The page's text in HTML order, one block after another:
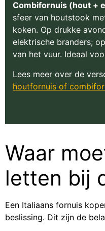
Combifornuis (hout +
sfeer van houtstook
koken. Op drukke
elektrische branders;
van het vuur. Ideaal
Lees meer over de
houtfornuis of
Waar
letten bij
Een Italiaans fornuis
beslissing. Dit zijn de